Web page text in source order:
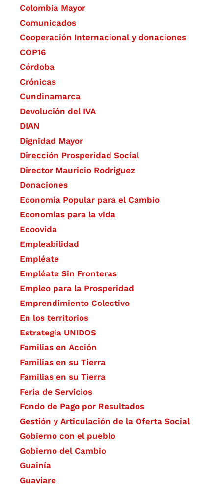
Colombia Mayor
Comunicados
Cooperación Internacional y donaciones
COP16
Córdoba
Crónicas
Cundinamarca
Devolución del IVA
DIAN
Dignidad Mayor
Dirección Prosperidad Social
Director Mauricio Rodríguez
Donaciones
Economía Popular para el Cambio
Economías para la vida
Ecoovida
Empleabilidad
Empléate
Empléate Sin Fronteras
Empleo para la Prosperidad
Emprendimiento Colectivo
En los territorios
Estrategia UNIDOS
Familias en Acción
Familias en su Tierra
Familias en su Tierra
Feria de Servicios
Fondo de Pago por Resultados
Gestión y Articulación de la Oferta Social
Gobierno con el pueblo
Gobierno del Cambio
Guainía
Guaviare